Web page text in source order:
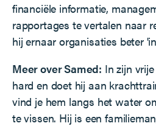
financiële informatie,
rapportages te vertalen naar
hij ernaar organisaties beter
Meer over Samed: In zijn
hard en doet hij aan
vind je hem langs het water
te vissen. Hij is een